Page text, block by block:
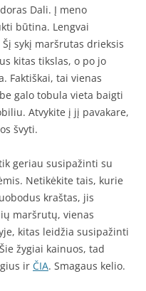
Dali. Į meno
būtina. Lengvai
sykį maršrutas drieksis
kitas tikslas, o po jo
Faktiškai, tai vienas
galo tobula vieta baigti
Atvykite į jį pavakare,
švyti.
geriau susipažinti su
Netikėkite tais, kurie
kraštas, jis
maršrutų, vienas
kitas leidžia susipažinti
žygiai kainuos, tad
ir ČIA. Smagaus kelio.